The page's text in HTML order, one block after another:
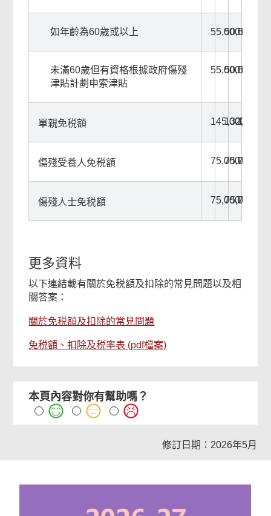
如年齡為60歲或以上 55,000
50,00050,000
未滿60歲但有資格根據政府傷殘
津貼計劃申索津貼
55,000
50,00050,000
單親免税額 145,000
132,000
傷殘受養人免税額 75,000
75,00075,000
傷殘人士免税額 75,000
75,00075,000
更多資料
以下連結載有關於免税額及扣除的常見問題以及相
關答案：
關於免税額及扣除的常見問題
免税額、扣除及税率表 (pdf檔案)
本頁內容對你有幫助嗎？
修訂日期：2026年5月